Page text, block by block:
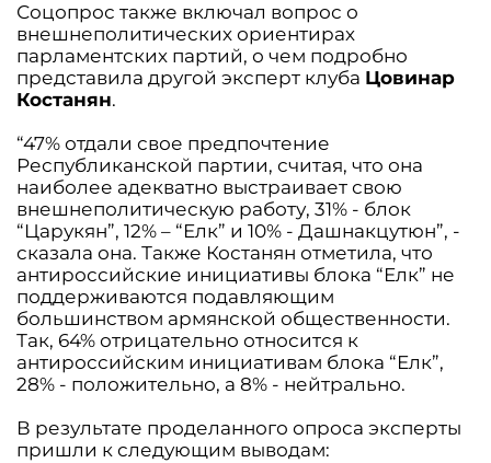
Соцопрос также включал вопрос о
внешнеполитических ориентирах
парламентских партий, о чем подробно
представила другой эксперт клуба Цовинар
Костанян.
“47% отдали свое предпочтение
Республиканской партии, считая, что она
наиболее адекватно выстраивает свою
внешнеполитическую работу, 31% - блок
“Царукян”, 12% – “Елк” и 10% - Дашнакцутюн”, -
сказала она. Также Костанян отметила, что
антироссийские инициативы блока “Елк” не
поддерживаются подавляющим
большинством армянской общественности.
Так, 64% отрицательно относится к
антироссийским инициативам блока “Елк”,
28% - положительно, а 8% - нейтрально.
В результате проделанного опроса эксперты
пришли к следующим выводам: